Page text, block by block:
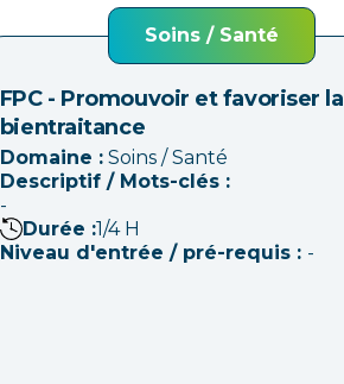
Soins / Santé
FPC - Promouvoir et favoriser la
bientraitance
Domaine : Soins / Santé
Descriptif / Mots-clés :
-
Durée :1/4H
Niveau d'entrée / pré-requis : -